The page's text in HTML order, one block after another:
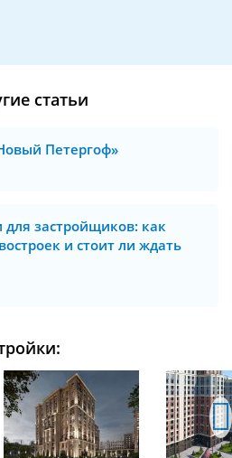
статьи
Петергоф»
застройщиков: как
и стоит ли ждать